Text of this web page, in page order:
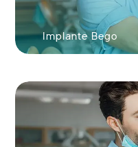
Implante Bego